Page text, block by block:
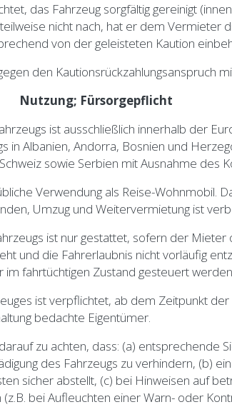
das Fahrzeug sorgfältig gereinigt
nicht nach, hat er dem Vermieter
von der geleisteten Kaution
den Kautionsrückzahlungsanspruch
Nutzung; Fürsorgepflicht
ist ausschließlich innerhalb der
in Albanien, Andorra, Bosnien und
sowie Serbien mit Ausnahme
Verwendung als Reise-
Umzug und Weitervermietung ist
ist nur gestattet, sofern der
und die Fahrerlaubnis nicht vorläufig
im fahrtüchtigen Zustand gesteuert
ist verpflichtet, ab dem Zeitpunkt
bedachte Eigentümer.
zu achten, dass: (a) entsprechende
des Fahrzeugs zu verhindern, (b)
sicher abstellt, (c) bei Hinweisen auf
bei Aufleuchten einer Warn- oder